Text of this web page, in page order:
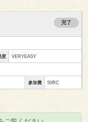
完了
度 VERYEASY
参加費 50RC